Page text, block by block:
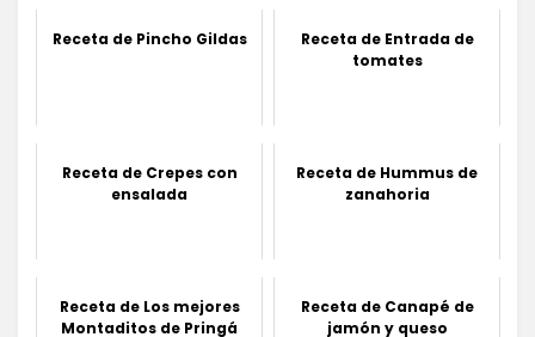
Receta de Pincho Gildas
Receta de Entrada de
tomates
Receta de Crepes con
ensalada
Receta de Hummus de
zanahoria
Receta de Los mejores
Montaditos de Pringá
Receta de Canapé de
jamón y queso